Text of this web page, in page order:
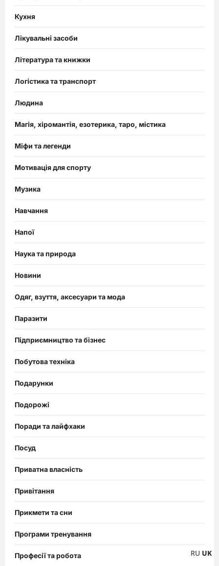
Кухня
Лікувальні засоби
Література та книжки
Логістика та транспорт
Людина
Магія, хіромантія, езотерика, таро, містика
Міфи та легенди
Мотивація для спорту
Музика
Навчання
Напої
Наука та природа
Новини
Одяг, взуття, аксесуари та мода
Паразити
Підприємництво та бізнес
Побутова техніка
Подарунки
Подорожі
Поради та лайфхаки
Посуд
Приватна власність
Привітання
Прикмети та сни
Програми тренування
Професії та робота RU UK